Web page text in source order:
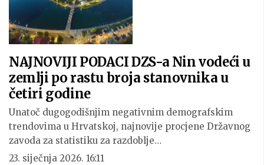
NAJNOVIJI PODACI DZS-a Nin vodeći u
zemlji po rastu broja stanovnika u
četiri godine
Unatoč dugogodišnjim negativnim demografskim
trendovima u Hrvatskoj, najnovije procjene Državnog
zavoda za statistiku za razdoblje…
23. siječnja 2026. 16:11